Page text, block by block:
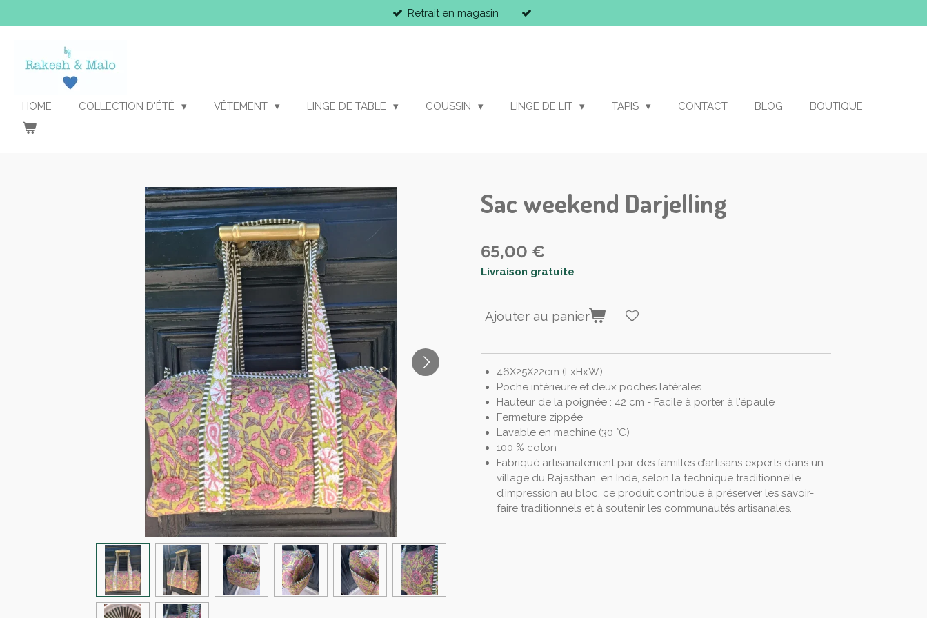
au
principal
Retrait en magasin
HOME COLLECTION D'ÉTÉ VÊTEMENT LINGE DE TABLE COUSSIN LINGE DE LIT TAPIS CONTACT BLOG BOUTIQUE
Sac weekend Darjelling
65,00 €
Livraison gratuite
Ajouter au panier
46X25X22cm (LxHxW)
Poche intérieure et deux poches latérales
Hauteur de la poignée : 42 cm - Facile à porter à l'épaule
Fermeture zippée
Lavable en machine (30 °C)
100 % coton
Fabriqué artisanalement par des familles d’artisans experts dans un
village du Rajasthan, en Inde, selon la technique traditionnelle
d’impression au bloc, ce produit contribue à préserver les savoir-
faire traditionnels et à soutenir les communautés artisanales.